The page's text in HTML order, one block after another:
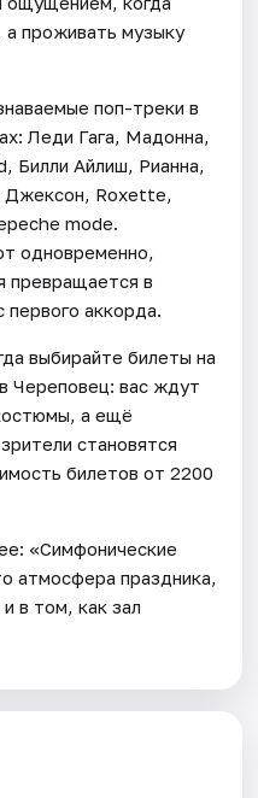
а проживать музыку
поп-треки в
Леди Гага, Мадонна,
Билли Айлиш, Рианна,
Джексон, Roxette,
mode.
одновременно,
превращается в
аккорда.
выбирайте билеты на
Череповец: вас ждут
а ещё
становятся
билетов от 2200
«Симфонические
атмосфера праздника,
в том, как зал